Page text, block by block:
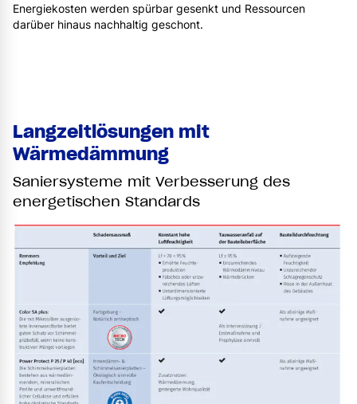
Energiekosten werden spürbar gesenkt und Ressourcen
darüber hinaus nachhaltig geschont.
Langzeitlösungen mit
Wärmedämmung
Saniersysteme mit Verbesserung des
energetischen Standards